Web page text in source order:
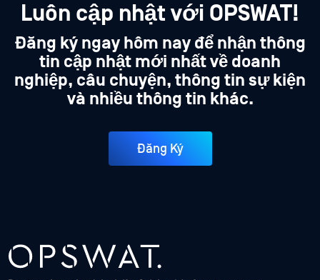
Luôn cập nhật với OPSWAT!
Đăng ký ngay hôm nay để nhận thông
tin cập nhật mới nhất về doanh
nghiệp, câu chuyện, thông tin sự kiện
và nhiều thông tin khác.
Đăng Ký